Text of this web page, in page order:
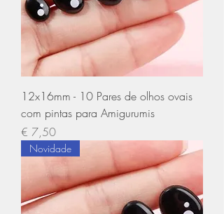
12x16mm - 10 Pares de olhos ovais
com pintas para Amigurumis
Preço
€ 7,50
Novidade